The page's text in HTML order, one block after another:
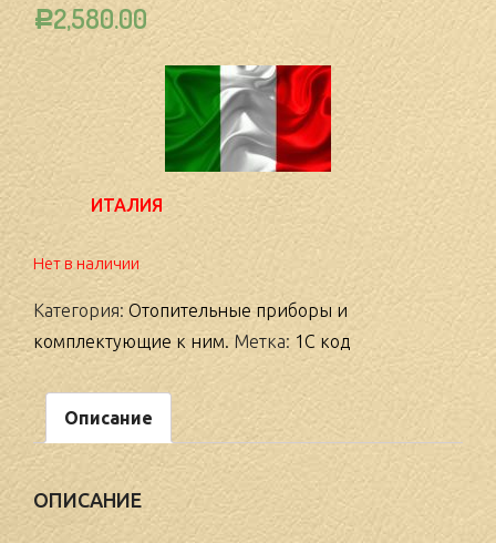
Р2,580.00
ИТАЛИЯ
Нет в наличии
Категория:Отопительные приборы и
комплектующие к ним. Метка: 1С код
Описание
ОПИСАНИЕ